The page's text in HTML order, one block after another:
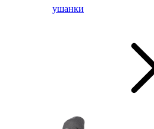
ушанки